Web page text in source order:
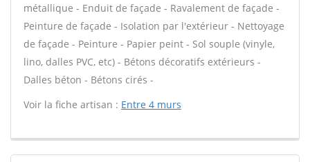
métallique - Enduit de façade - Ravalement de façade -
Peinture de façade - Isolation par l'extérieur - Nettoyage
de façade - Peinture - Papier peint - Sol souple (vinyle,
lino, dalles PVC, etc) - Bétons décoratifs extérieurs -
Dalles béton - Bétons cirés -
Voir la fiche artisan : Entre 4 murs